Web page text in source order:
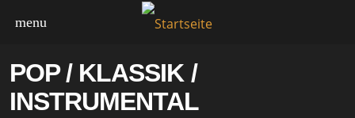
menu
POP / KLASSIK /
INSTRUMENTAL